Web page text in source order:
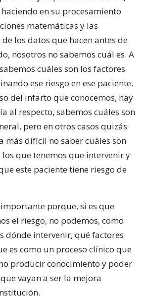
en su procesamiento
matemáticas y las
los datos que hacen antes de
nosotros no sabemos cuál es. A
cuáles son los factores
ese riesgo en ese paciente.
del infarto que conocemos, hay
al respecto, sabemos cuáles son
pero en otros casos quizás
más difícil no saber cuáles son
que tenemos que intervenir y
este paciente tiene riesgo de
importante porque, si es que
el riesgo, no podemos, como
dónde intervenir, qué factores
es como un proceso clínico que
producir conocimiento y poder
vayan a ser la mejora